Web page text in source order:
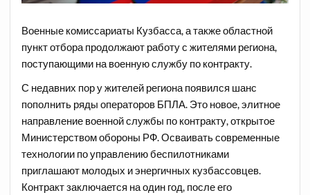
Военные комиссариаты Кузбасса, а также областной
пункт отбора продолжают работу с жителями региона,
поступающими на военную службу по контракту.
С недавних пор у жителей региона появился шанс
пополнить ряды операторов БПЛА. Это новое, элитное
направление военной службы по контракту, открытое
Министерством обороны РФ. Осваивать современные
технологии по управлению беспилотниками
приглашают молодых и энергичных кузбассовцев.
Контракт заключается на один год, после его